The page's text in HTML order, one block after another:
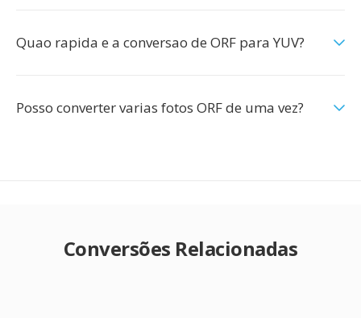
Quao rapida e a conversao de ORF para YUV?
Posso converter varias fotos ORF de uma vez?
Conversões Relacionadas